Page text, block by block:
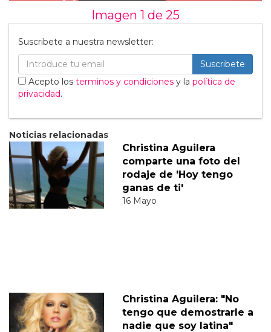
Imagen 1 de 25
Suscribete a nuestra newsletter:
Suscribete
Acepto los terminos y condiciones y la política de
privacidad.
Noticias relacionadas
Christina Aguilera
comparte una foto del
rodaje de 'Hoy tengo
ganas de ti'
16 Mayo
Christina Aguilera: "No
tengo que demostrarle a
nadie que soy latina"